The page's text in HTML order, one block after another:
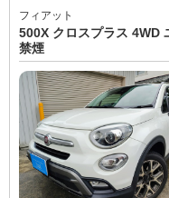
フィアット
500X クロスプラス 4WD
禁煙